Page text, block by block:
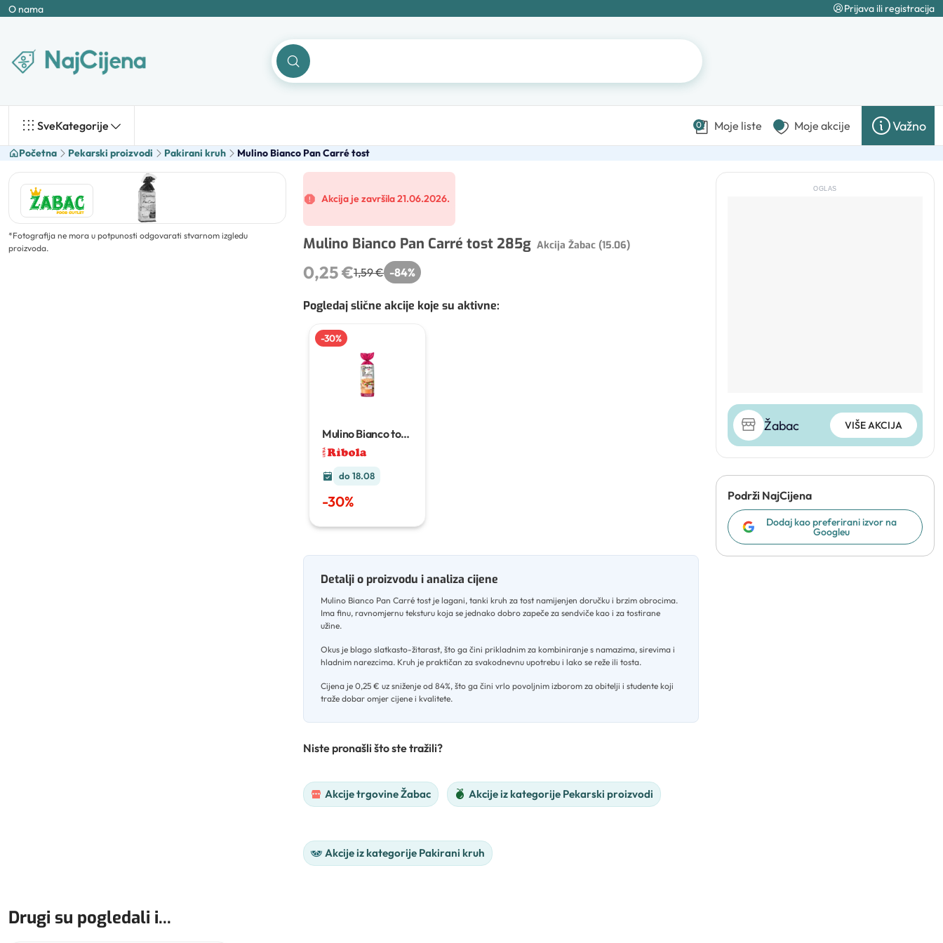
O nama Prijava ili registracija
SveKategorije 0 Moje liste Moje akcije Važno
Početna Pekarski proizvodi Pakirani kruh Mulino Bianco Pan Carré tost
*Fotografija ne mora u potpunosti odgovarati stvarnom izgledu
proizvoda.
Akcija je završila 21.06.2026.
Mulino Bianco Pan Carré tost 285g Akcija Žabac (15.06)
0,25 €1,59 € -84%
Pogledaj slične akcije koje su aktivne:
-30%
Mulino Bianco tost
i kruh
do 18.08
-30%
Detalji o proizvodu i analiza cijene
Mulino Bianco Pan Carré tost je lagani, tanki kruh za tost namijenjen doručku i brzim obrocima.
Ima finu, ravnomjernu teksturu koja se jednako dobro zapeče za sendviče kao i za tostirane
užine.
Okus je blago slatkasto-žitarast, što ga čini prikladnim za kombiniranje s namazima, sirevima i
hladnim narezcima. Kruh je praktičan za svakodnevnu upotrebu i lako se reže ili tosta.
Cijena je 0,25 € uz sniženje od 84%, što ga čini vrlo povoljnim izborom za obitelji i studente koji
traže dobar omjer cijene i kvalitete.
Niste pronašli što ste tražili?
Akcije trgovine Žabac Akcije iz kategorije Pekarski proizvodi
Akcije iz kategorije Pakirani kruh
OGLAS
Žabac VIŠE AKCIJA
Podrži NajCijena
Dodaj kao preferirani izvor na
Googleu
Drugi su pogledali i...